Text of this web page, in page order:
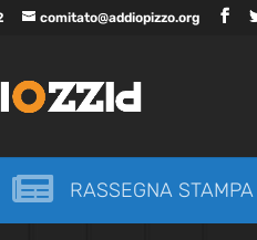
comitato@addiopizzo.org
 RASSEGNA STAMPA